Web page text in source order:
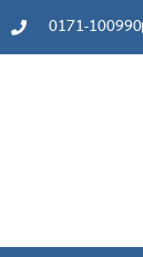
content
0171-100990